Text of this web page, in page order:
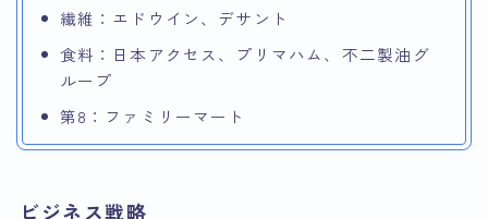
繊維：エドウイン、デサント
食料：日本アクセス、プリマハム、不二製油グ
ループ
第8：ファミリーマート
ビジネス戦略